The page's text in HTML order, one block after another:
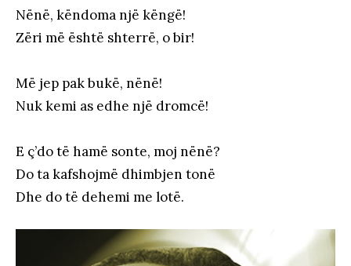
Nënë, këndoma një këngë!
Zëri më është shterrë, o bir!
Më jep pak bukë, nënë!
Nuk kemi as edhe një dromcë!
E ç’do të hamë sonte, moj nënë?
Do ta kafshojmë dhimbjen tonë
Dhe do të dehemi me lotë.